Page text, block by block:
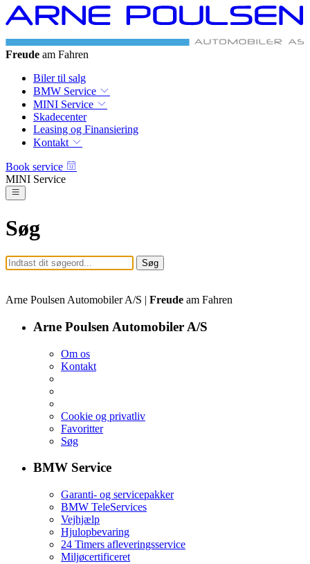
Freude am Fahren
Biler til salg
BMW Service
MINI Service
Skadecenter
Leasing og Finansiering
Kontakt
Book service
MINI Service
Søg
Søg
Arne Poulsen Automobiler A/S | Freude am Fahren
Arne Poulsen Automobiler A/S
Om os
Kontakt
Cookie og privatliv
Favoritter
Søg
BMW Service
Garanti- og servicepakker
BMW TeleServices
Vejhjælp
Hjulopbevaring
24 Timers afleveringsservice
Miljøcertificeret